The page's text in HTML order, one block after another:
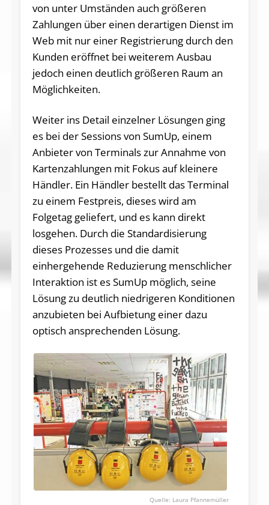
von unter Umständen auch größeren
Zahlungen über einen derartigen Dienst im
Web mit nur einer Registrierung durch den
Kunden eröffnet bei weiterem Ausbau
jedoch einen deutlich größeren Raum an
Möglichkeiten.
Weiter ins Detail einzelner Lösungen ging
es bei der Sessions von SumUp, einem
Anbieter von Terminals zur Annahme von
Kartenzahlungen mit Fokus auf kleinere
Händler. Ein Händler bestellt das Terminal
zu einem Festpreis, dieses wird am
Folgetag geliefert, und es kann direkt
losgehen. Durch die Standardisierung
dieses Prozesses und die damit
einhergehende Reduzierung menschlicher
Interaktion ist es SumUp möglich, seine
Lösung zu deutlich niedrigeren Konditionen
anzubieten bei Aufbietung einer dazu
optisch ansprechenden Lösung.
Laura Pfannemüller